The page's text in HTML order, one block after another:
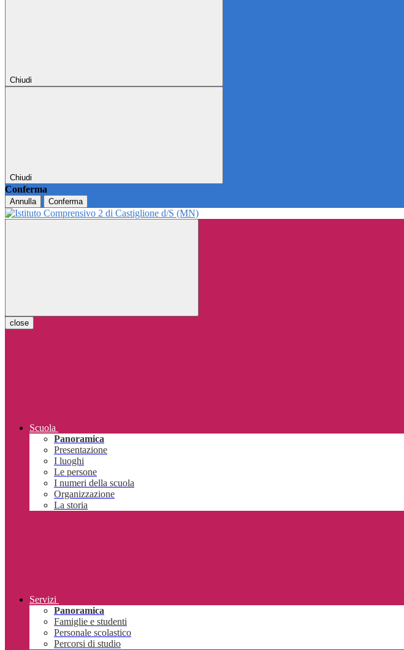
Chiudi
Chiudi
Conferma
Annulla Conferma
close
Scuola
Panoramica
Presentazione
I luoghi
Le persone
I numeri della scuola
Organizzazione
La storia
Servizi
Panoramica
Famiglie e studenti
Personale scolastico
Percorsi di studio